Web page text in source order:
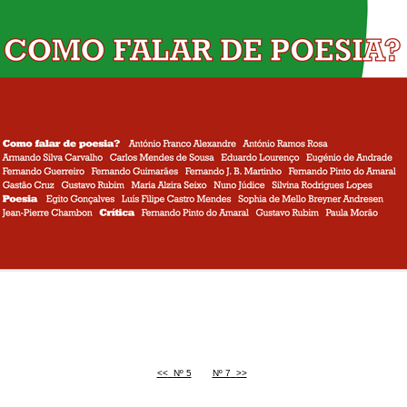
<<< Nº 5 Nº 7 >>